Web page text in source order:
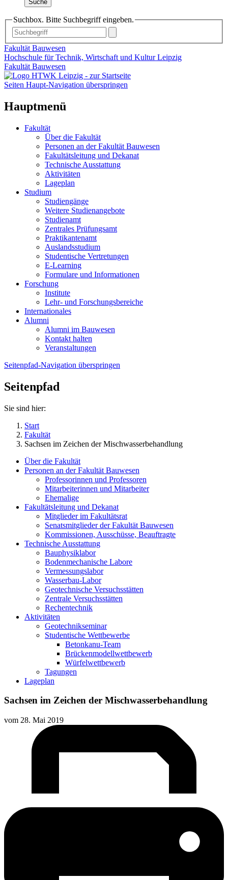
Suche
Suchbox. Bitte Suchbegriff eingeben.
Fakultät Bauwesen
Hochschule für Technik, Wirtschaft und Kultur Leipzig
Fakultät Bauwesen
Seiten Haupt-Navigation überspringen
Hauptmenü
Fakultät
Über die Fakultät
Personen an der Fakultät Bauwesen
Fakultätsleitung und Dekanat
Technische Ausstattung
Aktivitäten
Lageplan
Studium
Studiengänge
Weitere Studienangebote
Studienamt
Zentrales Prüfungsamt
Praktikantenamt
Auslandsstudium
Studentische Vertretungen
E-Learning
Formulare und Informationen
Forschung
Institute
Lehr- und Forschungsbereiche
Internationales
Alumni
Alumni im Bauwesen
Kontakt halten
Veranstaltungen
Seitenpfad-Navigation überspringen
Seitenpfad
Sie sind hier:
Start
Fakultät
Sachsen im Zeichen der Mischwasserbehandlung
Über die Fakultät
Personen an der Fakultät Bauwesen
Professorinnen und Professoren
Mitarbeiterinnen und Mitarbeiter
Ehemalige
Fakultätsleitung und Dekanat
Mitglieder im Fakultätsrat
Senatsmitglieder der Fakultät Bauwesen
Kommissionen, Ausschüsse, Beauftragte
Technische Ausstattung
Bauphysiklabor
Bodenmechanische Labore
Vermessungslabor
Wasserbau-Labor
Geotechnische Versuchsstätten
Zentrale Versuchsstätten
Rechentechnik
Aktivitäten
Geotechnikseminar
Studentische Wettbewerbe
Betonkanu-Team
Brückenmodellwettbewerb
Würfelwettbewerb
Tagungen
Lageplan
Sachsen im Zeichen der Mischwasserbehandlung
vom 28. Mai 2019